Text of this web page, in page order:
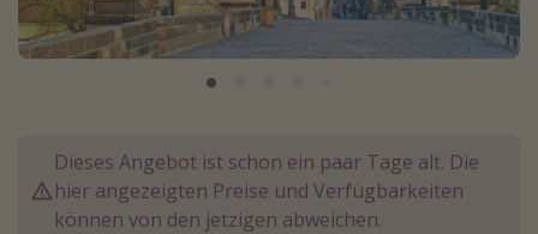
Gozo Urlaub
Normandie Urlaub
Kefalonia Urlaub
Krabi Urlaub
Dieses Angebot ist schon ein paar Tage alt. Die
hier angezeigten Preise und Verfügbarkeiten
können von den jetzigen abweichen.